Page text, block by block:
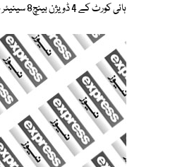
ہائی کورٹ کے 4 ڈویژن بینچ8 سینیئر جج یہ قرار دے چکے ہیں کہ ایفی ڈرین کا مقدمہ منشیات اسمگلنگ کا نہیں ہے۔